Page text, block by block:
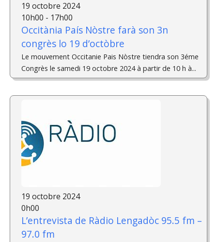
19 octobre 2024
10h00 - 17h00
Occitània País Nòstre farà son 3n
congrès lo 19 d’octòbre
Le mouvement Occitanie Pais Nòstre tiendra son 3éme
Congrès le samedi 19 octobre 2024 à partir de 10 h à...
19 octobre 2024
0h00
L’entrevista de Ràdio Lengadòc 95.5 fm –
97.0 fm